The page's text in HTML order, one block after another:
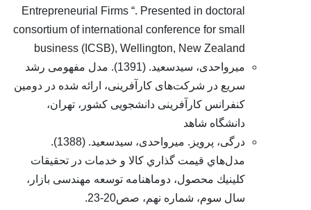
Entrepreneurial Firms “. Presented in doctoral
consortium of international conference for small
business (ICSB), Wellington, New Zealand
میرواحدی، سیدسعید. (1391). مدل مفهومی رشد
سریع در شرکت‌های کارآفرینی، ارائه شده در دومین
کنفرانس کارآفرینی دانشجویی کشور، تهران،
دانشگاه شاهد
درگی، پرویز. میرواحدی، سیدسعید. (1388).
مدل‌هاي قيمت گذاري کالا و خدمات در تحقیقات
كلينيك محصول، دوماهنامه توسعه مهندسی بازار،
سال سوم، شماره نهم، صص20-23.